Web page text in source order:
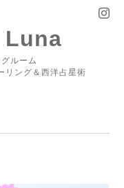
ルーム
リング＆西洋占星術